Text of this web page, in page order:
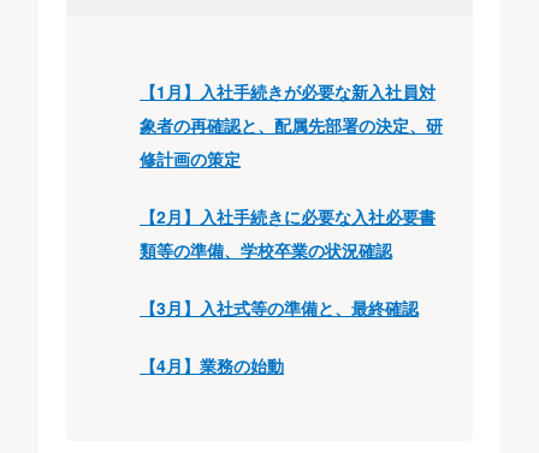
【1月】入社手続きが必要な新入社員対
象者の再確認と、配属先部署の決定、研
修計画の策定
【2月】入社手続きに必要な入社必要書
類等の準備、学校卒業の状況確認
【3月】入社式等の準備と、最終確認
【4月】業務の始動